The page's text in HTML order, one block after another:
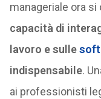
manageriale ora
capacità di
lavoro e sullesoft
indispensabile.
ai professionisti